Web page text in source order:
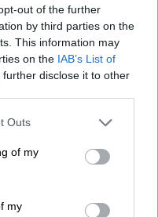
out of the further
by third parties on the
This information may
on the IAB’s List of
further disclose it to other
one or more Google
You may click to
its third-party tags to
in below Google
Outs
of my
my